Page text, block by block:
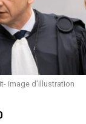
image d'illustration